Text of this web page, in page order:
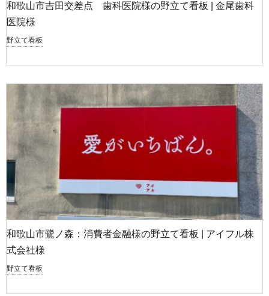
和歌山市吉田交差点 歯科医院様の野立て看板 | 金尾歯科
医院様
野立て看板
和歌山市鷺ノ森：消費者金融様の野立て看板 | アイフル株
式会社様
野立て看板